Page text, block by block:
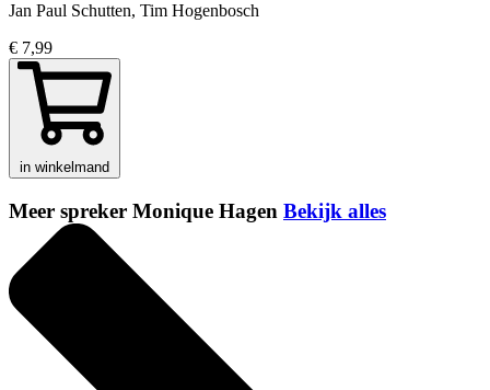
Jan Paul Schutten, Tim Hogenbosch
€ 7,99
in winkelmand
Meer spreker Monique Hagen Bekijk alles